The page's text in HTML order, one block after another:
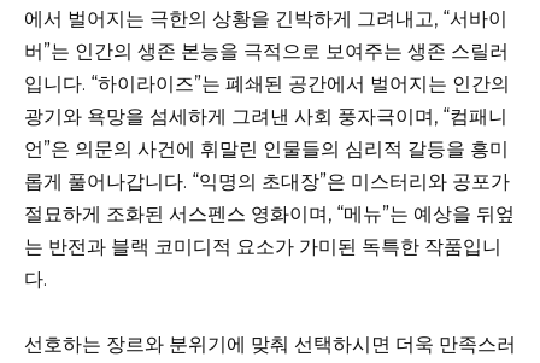
에서 벌어지는 극한의 상황을 긴박하게 그려내고, “서바이
버”는 인간의 생존 본능을 극적으로 보여주는 생존 스릴러
입니다. “하이라이즈”는 폐쇄된 공간에서 벌어지는 인간의
광기와 욕망을 섬세하게 그려낸 사회 풍자극이며, “컴패니
언”은 의문의 사건에 휘말린 인물들의 심리적 갈등을 흥미
롭게 풀어나갑니다. “익명의 초대장”은 미스터리와 공포가
절묘하게 조화된 서스펜스 영화이며, “메뉴”는 예상을 뒤엎
는 반전과 블랙 코미디적 요소가 가미된 독특한 작품입니
다.
선호하는 장르와 분위기에 맞춰 선택하시면 더욱 만족스러